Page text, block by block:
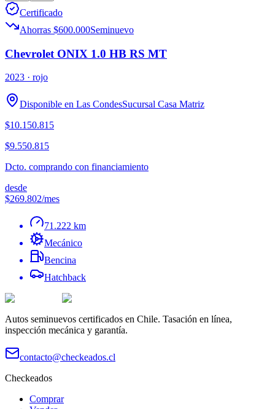
Certificado
Ahorras $600.000Seminuevo
Chevrolet ONIX 1.0 HB RS MT
2023 · rojo
Disponible en Las CondesSucursal Casa Matriz
$10.150.815
$9.550.815
Dcto. comprando con financiamiento
desde
$269.802/mes
71.222 km
Mecánico
Bencina
Hatchback
Autos seminuevos certificados en Chile. Tasación en línea,
inspección mecánica y garantía.
contacto@checkeados.cl
Checkeados
Comprar